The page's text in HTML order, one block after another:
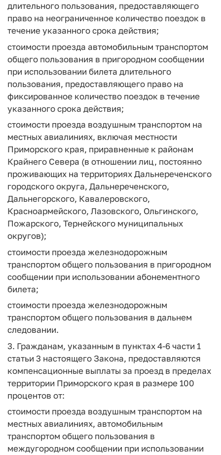
длительного пользования, предоставляющего
право на неограниченное количество поездок в
течение указанного срока действия;
стоимости проезда автомобильным транспортом
общего пользования в пригородном сообщении
при использовании билета длительного
пользования, предоставляющего право на
фиксированное количество поездок в течение
указанного срока действия;
стоимости проезда воздушным транспортом на
местных авиалиниях, включая местности
Приморского края, приравненные к районам
Крайнего Севера (в отношении лиц, постоянно
проживающих на территориях Дальнереченского
городского округа, Дальнереченского,
Дальнегорского, Кавалеровского,
Красноармейского, Лазовского, Ольгинского,
Пожарского, Тернейского муниципальных
округов);
стоимости проезда железнодорожным
транспортом общего пользования в пригородном
сообщении при использовании абонементного
билета;
стоимости проезда железнодорожным
транспортом общего пользования в дальнем
следовании.
3. Гражданам, указанным в пунктах 4-6 части 1
статьи 3 настоящего Закона, предоставляются
компенсационные выплаты за проезд в пределах
территории Приморского края в размере 100
процентов от:
стоимости проезда воздушным транспортом на
местных авиалиниях, автомобильным
транспортом общего пользования в
междугородном сообщении при использовании